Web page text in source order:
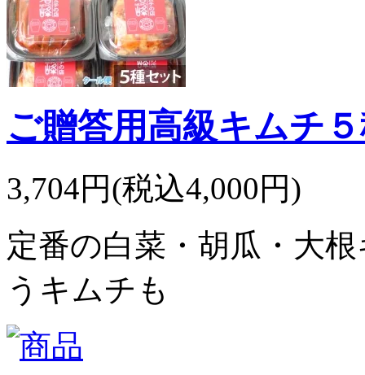
ご贈答用高級キムチ
3,704円(税込4,000円)
定番の白菜・胡瓜・大
うキムチも